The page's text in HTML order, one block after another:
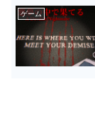
ゲーム